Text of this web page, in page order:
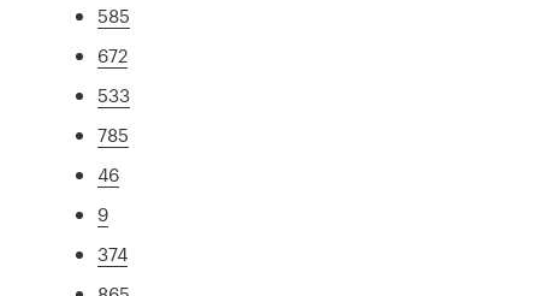
585
672
533
785
46
9
374